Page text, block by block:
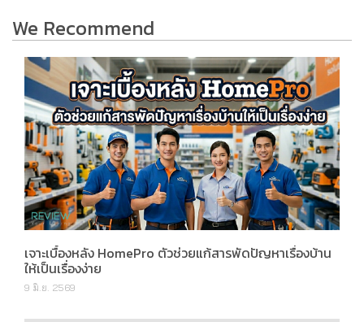
We Recommend
เจาะเบื้องหลัง HomePro ตัวช่วยแก้สารพัดปัญหาเรื่องบ้าน
ให้เป็นเรื่องง่าย
9 มิ.ย. 2569